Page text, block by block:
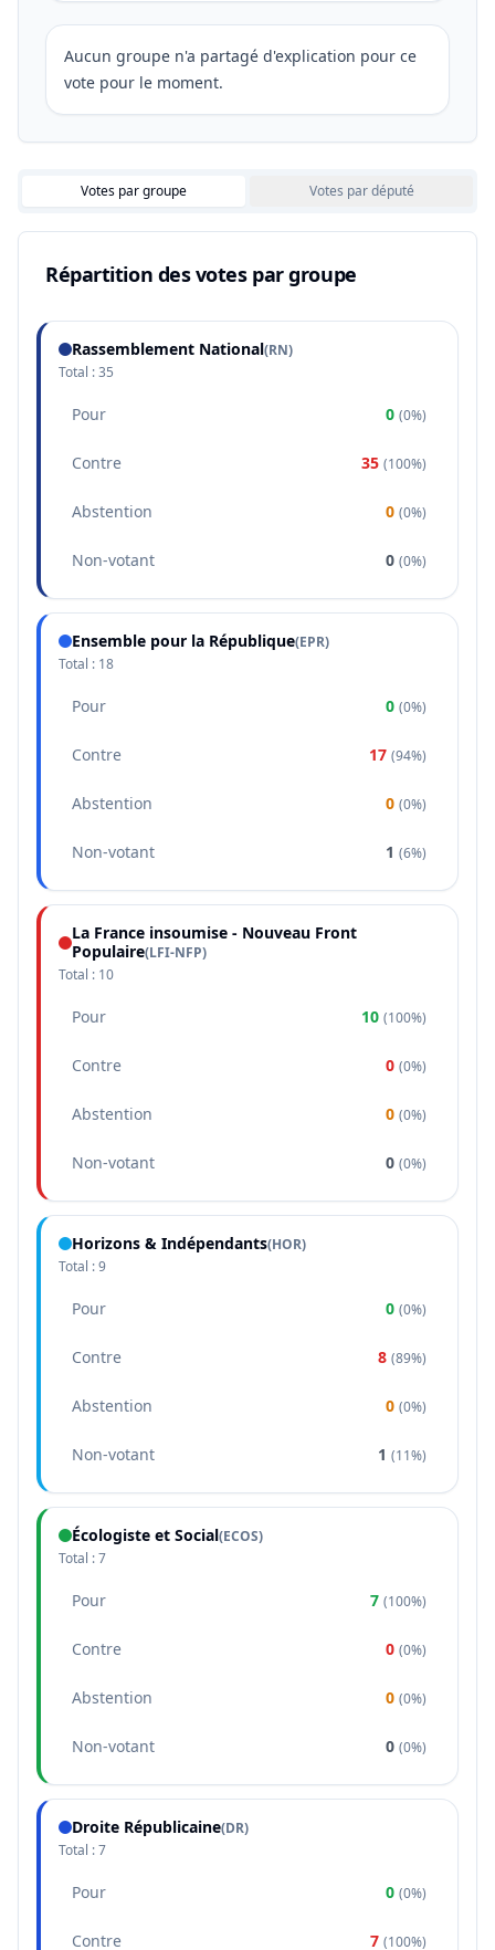
Aucun groupe n'a partagé d'explication pour ce
vote pour le moment.
Votes par groupe Votes par député
Répartition des votes par groupe
Rassemblement National(RN)
Total :35
Pour 0 (0%)
Contre 35 (100%)
Abstention 0 (0%)
Non-votant 0 (0%)
Ensemble pour la République(EPR)
Total : 18
Pour 0 (0%)
Contre 17 (94%)
Abstention 0 (0%)
Non-votant 1 (6%)
La France insoumise - Nouveau Front
Populaire(LFI-NFP)
Total : 10
Pour 10 (100%)
Contre 0 (0%)
Abstention 0 (0%)
Non-votant 0 (0%)
Horizons & Indépendants(HOR)
Total :9
Pour 0 (0%)
Contre 8 (89%)
Abstention 0 (0%)
Non-votant 1 (11%)
Écologiste et Social(ECOS)
Total :7
Pour 7 (100%)
Contre 0 (0%)
Abstention 0 (0%)
Non-votant 0 (0%)
Droite Républicaine(DR)
Total :7
Pour 0 (0%)
Contre 7 (100%)